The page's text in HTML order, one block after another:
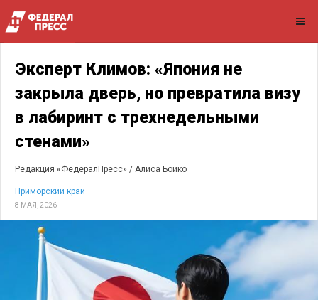
Эксперт Климов: «Япония не
закрыла дверь, но превратила визу
в лабиринт с трехнедельными
стенами»
Редакция «ФедералПресс» / Алиса Бойко
Приморский край
8 МАЯ, 2026